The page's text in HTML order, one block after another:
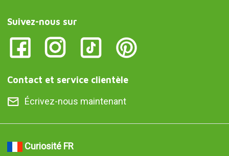
Suivez-nous sur
Contact et service clientèle
Écrivez-nous maintenant
Curiosité FR